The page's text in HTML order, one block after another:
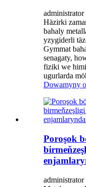
Häzirki
bahaly
yzygiderli
Gymmat
senagaty,
fiziki we
ugurlarda
Dowamyny
Poroşok